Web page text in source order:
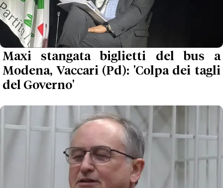
Maxi stangata biglietti del bus a
Modena, Vaccari (Pd): 'Colpa dei tagli
del Governo'